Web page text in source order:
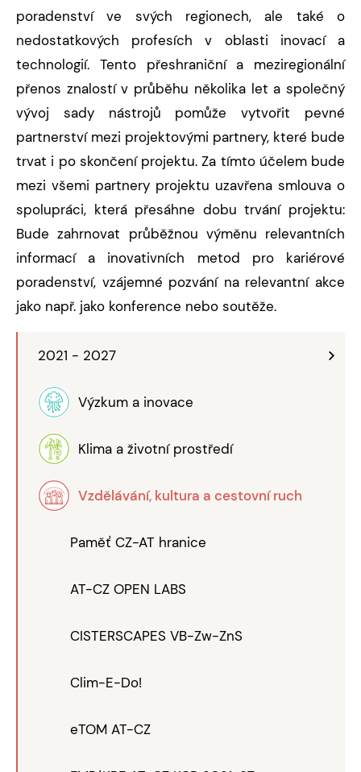
2021 - 2027
Výzkum a inovace
Klima a životní prostředí
Vzdělávání, kultura a cestovní ruch
Paměť CZ-AT hranice
AT-CZ OPEN LABS
CISTERSCAPES VB-Zw-ZnS
Clim-E-Do!
eTOM AT-CZ
poradenství ve svých regionech, ale také o
nedostatkových profesích v oblasti inovací a
technologií. Tento přeshraniční a meziregionální
přenos znalostí v průběhu několika let a společný
vývoj sady nástrojů pomůže vytvořit pevné
partnerství mezi projektovými partnery, které bude
trvat i po skončení projektu. Za tímto účelem bude
mezi všemi partnery projektu uzavřena smlouva o
spolupráci, která přesáhne dobu trvání projektu:
Bude zahrnovat průběžnou výměnu relevantních
informací a inovativních metod pro kariérové
poradenství, vzájemné pozvání na relevantní akce
jako např. jako konference nebo soutěže.